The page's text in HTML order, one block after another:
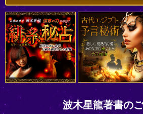
波木星龍著書の